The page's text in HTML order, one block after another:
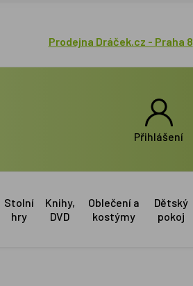
Prodejna Dráček.cz - Praha 8
Přihlášení
Stolní
hry
Knihy,
DVD
Oblečení a
kostýmy
Dětský
pokoj